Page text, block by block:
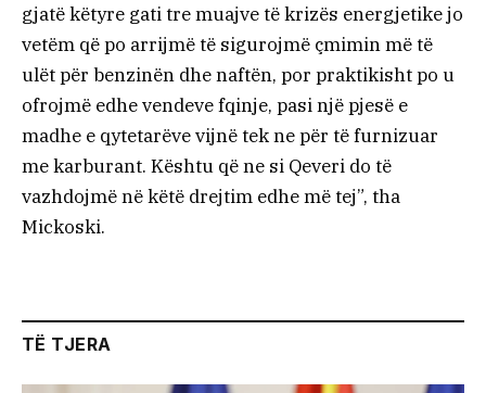
gjatë këtyre gati tre muajve të krizës energjetike jo
vetëm që po arrijmë të sigurojmë çmimin më të
ulët për benzinën dhe naftën, por praktikisht po u
ofrojmë edhe vendeve fqinje, pasi një pjesë e
madhe e qytetarëve vijnë tek ne për të furnizuar
me karburant. Kështu që ne si Qeveri do të
vazhdojmë në këtë drejtim edhe më tej”, tha
Mickoski.
TË TJERA